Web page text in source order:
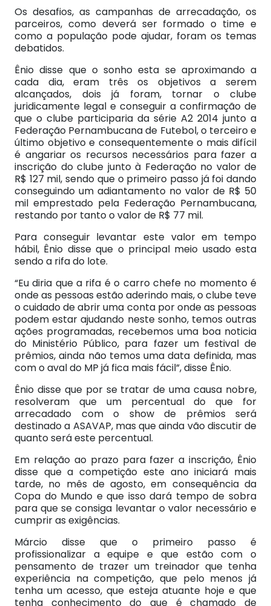
Os desafios, as campanhas de arrecadação, os
parceiros, como deverá ser formado o time e
como a população pode ajudar, foram os temas
debatidos.
Ênio disse que o sonho esta se aproximando a
cada dia, eram três os objetivos a serem
alcançados, dois já foram, tornar o clube
juridicamente legal e conseguir a confirmação de
que o clube participaria da série A2 2014 junto a
Federação Pernambucana de Futebol, o terceiro e
último objetivo e consequentemente o mais difícil
é angariar os recursos necessários para fazer a
inscrição do clube junto à Federação no valor de
R$ 127 mil, sendo que o primeiro passo já foi dando
conseguindo um adiantamento no valor de R$ 50
mil emprestado pela Federação Pernambucana,
restando por tanto o valor de R$ 77 mil.
Para conseguir levantar este valor em tempo
hábil, Ênio disse que o principal meio usado esta
sendo a rifa do lote.
“Eu diria que a rifa é o carro chefe no momento é
onde as pessoas estão aderindo mais, o clube teve
o cuidado de abrir uma conta por onde as pessoas
podem estar ajudando neste sonho, temos outras
ações programadas, recebemos uma boa noticia
do Ministério Público, para fazer um festival de
prêmios, ainda não temos uma data definida, mas
com o aval do MP já fica mais fácil”, disse Ênio.
Ênio disse que por se tratar de uma causa nobre,
resolveram que um percentual do que for
arrecadado com o show de prêmios será
destinado a ASAVAP, mas que ainda vão discutir de
quanto será este percentual.
Em relação ao prazo para fazer a inscrição, Ênio
disse que a competição este ano iniciará mais
tarde, no mês de agosto, em consequência da
Copa do Mundo e que isso dará tempo de sobra
para que se consiga levantar o valor necessário e
cumprir as exigências.
Márcio disse que o primeiro passo é
profissionalizar a equipe e que estão com o
pensamento de trazer um treinador que tenha
experiência na competição, que pelo menos já
tenha um acesso, que esteja atuante hoje e que
tenha conhecimento do que é chamado de